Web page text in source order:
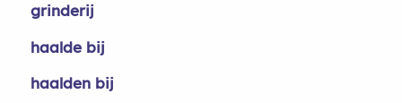
grinderij
haalde bij
haalden bij